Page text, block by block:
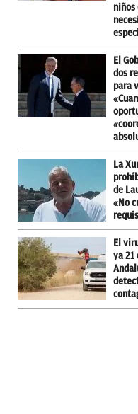
niños
El
dos
para
La
de
«No
El
ya 21